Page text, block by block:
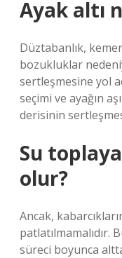
Ayak altı
Düztabanlık,
bozukluklar
sertleşmesine yol
seçimi ve ayağın
derisinin
Su
olur?
Ancak,
patlatılmamalıdır.
süreci boyunca